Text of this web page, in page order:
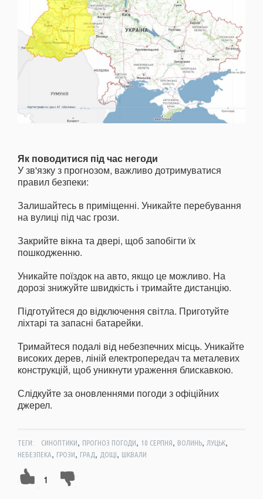
Як поводитися під час негоди
У зв'язку з прогнозом, важливо дотримуватися
правил безпеки:
Залишайтесь в приміщенні. Уникайте перебування
на вулиці під час грози.
Закрийте вікна та двері, щоб запобігти їх
пошкодженню.
Уникайте поїздок на авто, якщо це можливо. На
дорозі знижуйте швидкість і тримайте дистанцію.
Підготуйтеся до відключення світла. Приготуйте
ліхтарі та запасні батарейки.
Тримайтеся подалі від небезпечних місць. Уникайте
високих дерев, ліній електропередач та металевих
конструкцій, щоб уникнути ураження блискавкою.
Слідкуйте за оновленнями погоди з офіційних
джерел.
ТЕГИ: СИНОПТИКИ, ПРОГНОЗ ПОГОДИ, 10 СЕРПНЯ, ВОЛИНЬ, ЛУЦЬК,
НЕБЕЗПЕКА, ГРОЗИ, ГРАД, ДОЩІ, ШКВАЛИ
1